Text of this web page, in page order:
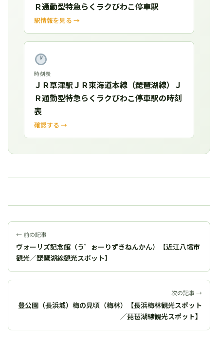
Ｒ通勤型特急らくラクびわこ停車駅
駅情報を見る →
時刻表
ＪＲ草津駅ＪＲ東海道本線（琵琶湖線）Ｊ
Ｒ通勤型特急らくラクびわこ停車駅の時刻
表
確認する →
← 前の記事
ヴォーリズ記念館（う゛ぉーりずきねんかん）【近江八幡市
観光／琵琶湖線観光スポット】
次の記事 →
豊公園（長浜城）梅の見頃（梅林）【長浜梅林観光スポット
／琵琶湖線観光スポット】